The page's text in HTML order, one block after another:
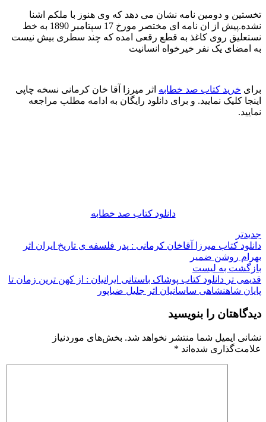
تخستین و دومین نامه نشان می دهد که وی هنوز با ملکم اشنا
نشده.پیش از ان نامه ای مختصر مورخ 17 سپتامبر 1890 به خط
نستعلیق روی کاغذ به قطع رقعی امده که چند سطری بیش نیست
به امضای یک نفر خیرخواه انسانیت
برای خرید کتاب صد خطابه اثر میرزا آقا خان کرمانی نسخه چاپی
اینجا کلیک نمایید. و برای دانلود رایگان به ادامه مطلب مراجعه
نمایید.
دانلود کتاب صد خطابه
جدیدتر
دانلود کتاب میرزا آقاخان کرمانی : پدر فلسفه ی تاریخ ایران اثر
بهرام روشن ضمیر
بازگشت به لیست
قدیمی تر دانلود کتاب پوشاک باستانی ایرانیان : از کهن ترین زمان تا
پایان شاهنشاهی ساسانیان اثر جلیل ضیاپور
دیدگاهتان را بنویسید
نشانی ایمیل شما منتشر نخواهد شد. بخش‌های موردنیاز
علامت‌گذاری شده‌اند *